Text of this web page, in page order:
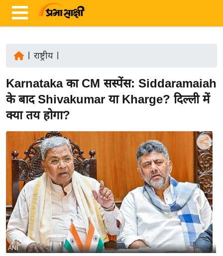
ज़ा
ख
र
ष्ट्री
य
अं
त
र्रा
ष्ट्री
य
बि
राष्ट्रीय|
Karnataka का CM सस्पेंस: Siddaramaiah
के बाद Shivakumar या Kharge? दिल्ली में
क्या तय होगा?
ANI